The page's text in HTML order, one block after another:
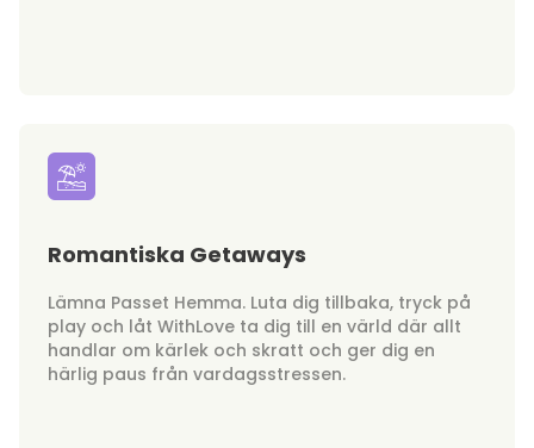
Romantiska Getaways
Lämna Passet Hemma. Luta dig tillbaka, tryck på
play och låt WithLove ta dig till en värld där allt
handlar om kärlek och skratt och ger dig en
härlig paus från vardagsstressen.